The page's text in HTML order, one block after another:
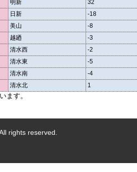
明新
32
日新
-18
美山
-8
越廼
-3
清水西
-2
清水東
-5
清水南
-4
清水北 1
ます。
rights reserved.